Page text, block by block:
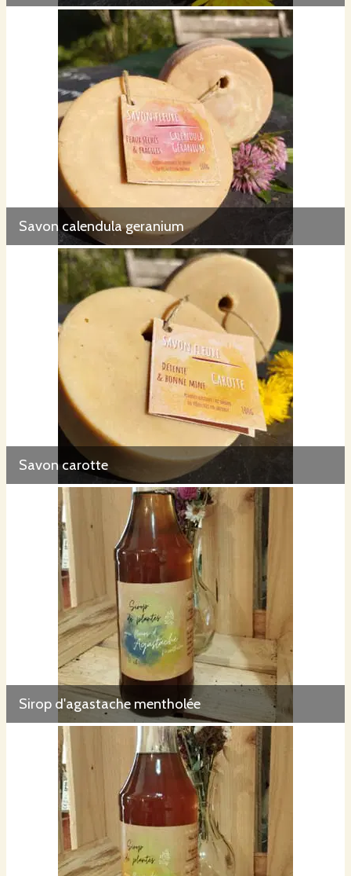
Savon calendula geranium
Savon carotte
Sirop d'agastache mentholée